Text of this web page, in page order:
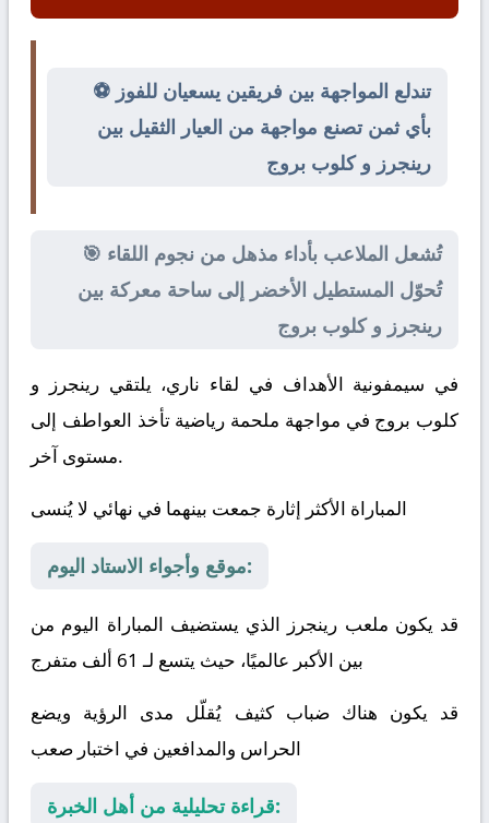
⚽ تندلع المواجهة بين فريقين يسعيان للفوز
بأي ثمن تصنع مواجهة من العيار الثقيل بين
رينجرز و كلوب بروج
🎯 تُشعل الملاعب بأداء مذهل من نجوم اللقاء
تُحوّل المستطيل الأخضر إلى ساحة معركة بين
رينجرز و كلوب بروج
في سيمفونية الأهداف في لقاء ناري، يلتقيرينجرز
و
كلوب بروج في مواجهة ملحمة رياضية تأخذ العواطف إلى
مستوى آخر.
المباراة الأكثر إثارة جمعت بينهما في نهائي لا يُنسى
موقع وأجواء الاستاد اليوم:
قد يكون ملعب رينجرز الذي يستضيف المباراة اليوم من
بين الأكبر عالميًا، حيث يتسع لـ 61 ألف متفرج
قد يكون هناك ضباب كثيف يُقلّل مدى الرؤية ويضع
الحراس والمدافعين في اختبار صعب
قراءة تحليلية من أهل الخبرة: